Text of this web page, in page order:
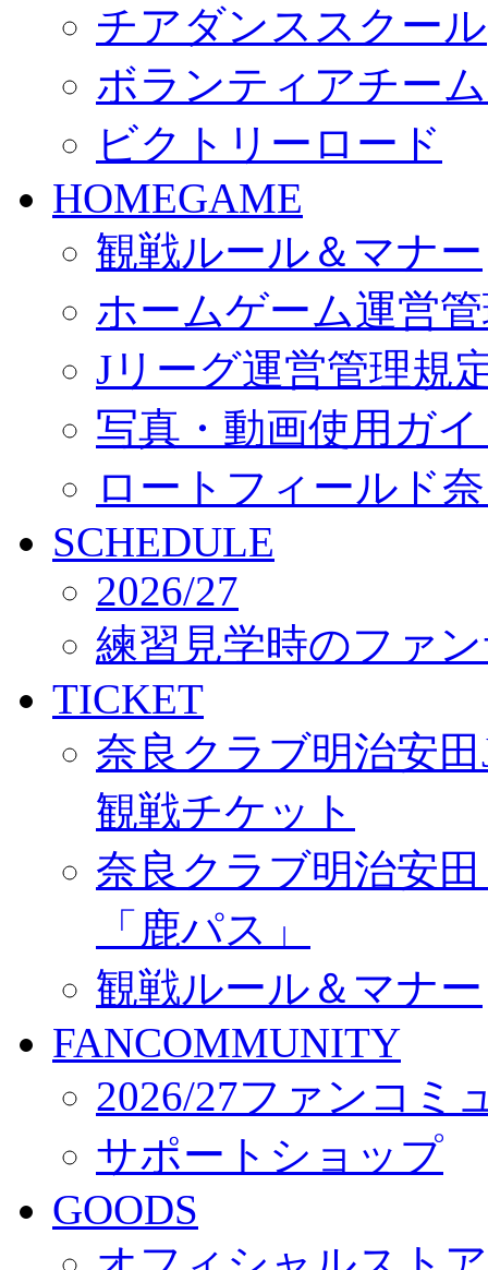
チアダンススクール
ボランティアチー
ビクトリーロード
HOMEGAME
観戦ルール＆マナー
ホームゲーム運営
Jリーグ運営管理規
写真・動画使用ガ
ロートフィールド
SCHEDULE
2026/27
練習見学時のファ
TICKET
奈良クラブ明治安
観戦チケット
奈良クラブ明治安
「鹿パス」
観戦ルール＆マナー
FANCOMMUNITY
2026/27ファンコミ
サポートショップ
GOODS